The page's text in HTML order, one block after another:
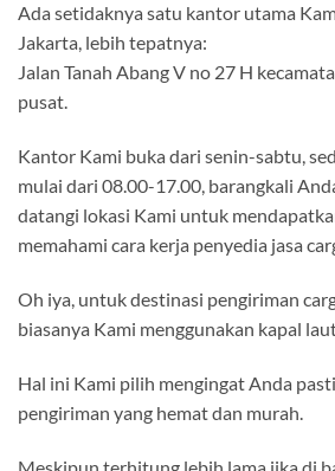
Ada setidaknya satu kantor utama
Jakarta, lebih tepatnya:
Jalan Tanah Abang V no 27 H
pusat.
Kantor Kami buka dari senin-sabtu,
mulai dari 08.00-17.00, barangkali
datangi lokasi Kami untuk
memahami cara kerja penyedia jasa
Oh iya, untuk destinasi pengiriman
biasanya Kami menggunakan kapal
Hal ini Kami pilih mengingat Anda
pengiriman yang hemat dan murah.
Meskipun terhitung lebih lama jika di